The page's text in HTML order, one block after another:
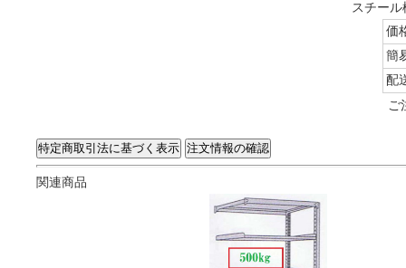
スチール
価
簡
配
ご
関連商品